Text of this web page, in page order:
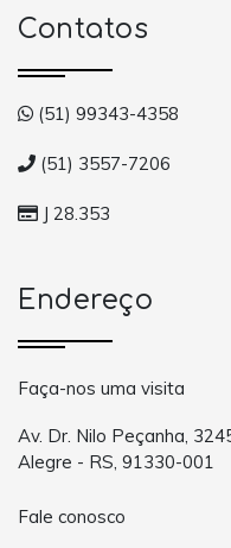
Contatos
(51) 99343-4358
(51) 3557-7206
J 28.353
Endereço
Faça-nos uma visita
Av. Dr. Nilo Peçanha,
Alegre - RS, 91330-001
Fale conosco